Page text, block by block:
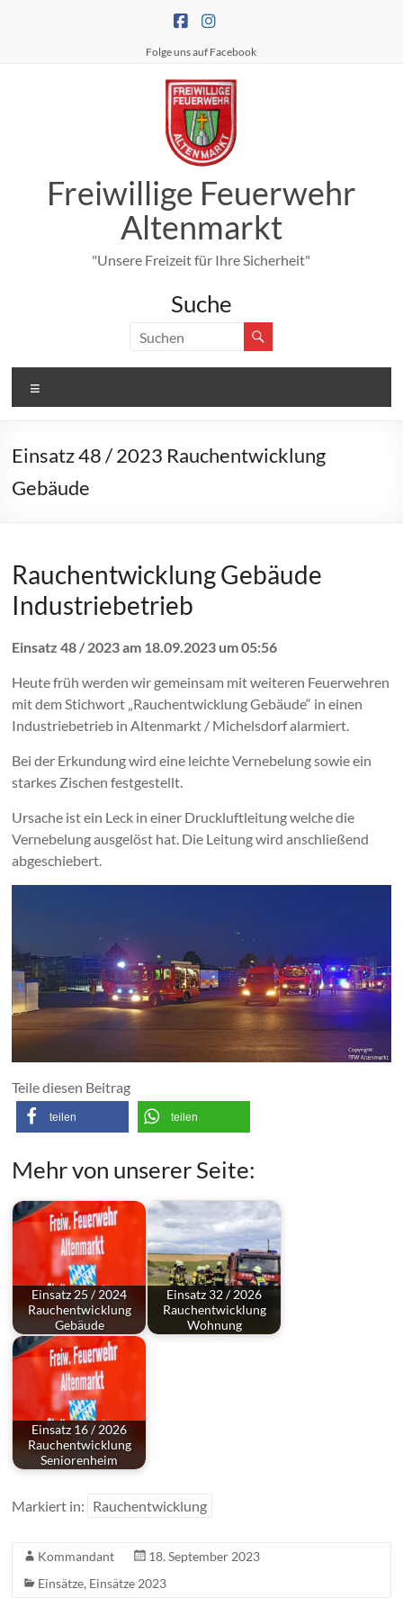
Folge uns auf Facebook
Freiwillige Feuerwehr
Altenmarkt
"Unsere Freizeit für Ihre Sicherheit"
Suche
Einsatz 48 / 2023 Rauchentwicklung
Gebäude
Rauchentwicklung Gebäude
Industriebetrieb
Einsatz 48 / 2023 am 18.09.2023 um 05:56
Heute früh werden wir gemeinsam mit weiteren Feuerwehren
mit dem Stichwort „Rauchentwicklung Gebäude“ in einen
Industriebetrieb in Altenmarkt / Michelsdorf alarmiert.
Bei der Erkundung wird eine leichte Vernebelung sowie ein
starkes Zischen festgestellt.
Ursache ist ein Leck in einer Druckluftleitung welche die
Vernebelung ausgelöst hat. Die Leitung wird anschließend
abgeschiebert.
Teile diesen Beitrag
teilen teilen
Mehr von unserer Seite:
Einsatz 25 / 2024
Rauchentwicklung
Gebäude
Einsatz 32 / 2026
Rauchentwicklung
Wohnung
Einsatz 16 / 2026
Rauchentwicklung
Seniorenheim
Markiert in: Rauchentwicklung
Kommandant
18. September 2023
Einsätze, Einsätze 2023